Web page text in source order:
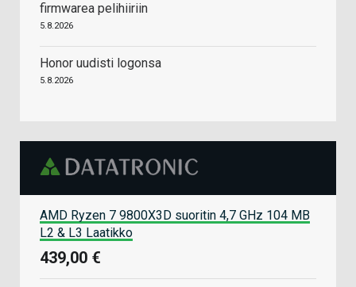
firmwarea pelihiiriin
5.8.2026
Honor uudisti logonsa
5.8.2026
AMD Ryzen 7 9800X3D suoritin 4,7 GHz 104 MB
L2 & L3 Laatikko
439,00 €